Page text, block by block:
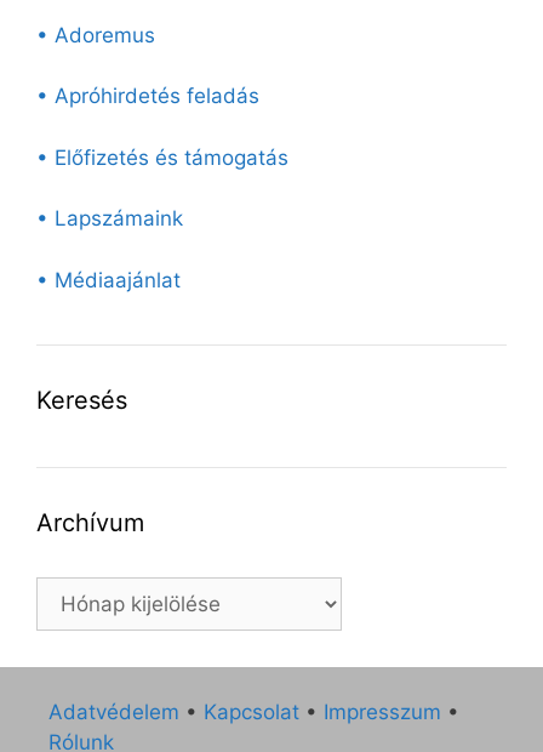
• Adoremus
• Apróhirdetés feladás
• Előfizetés és támogatás
• Lapszámaink
• Médiaajánlat
Keresés
Archívum
Archívum
Adatvédelem • Kapcsolat • Impresszum •
Rólunk